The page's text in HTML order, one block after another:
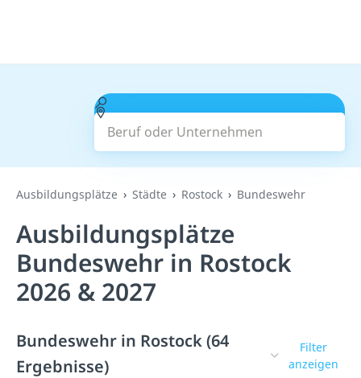
Beruf oder Unternehmen
Suchen
Ausbildungsplätze Städte Rostock Bundeswehr
Ausbildungsplätze
Bundeswehr in Rostock
2026 & 2027
Bundeswehr in Rostock (64
Ergebnisse)
Filter
anzeigen